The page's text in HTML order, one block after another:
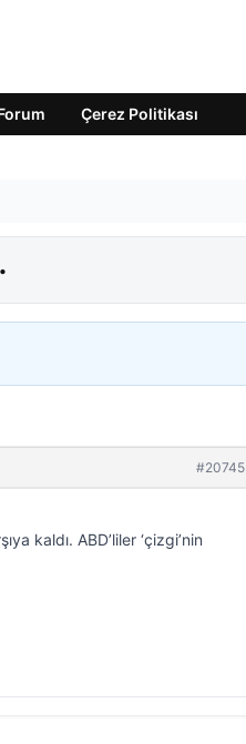
Çerez Politikası
#20745
kaldı. ABD’liler ‘çizgi’nin